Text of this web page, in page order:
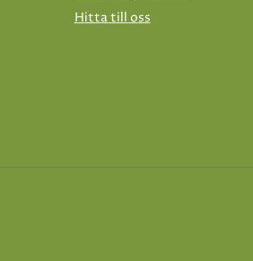
Hitta till oss